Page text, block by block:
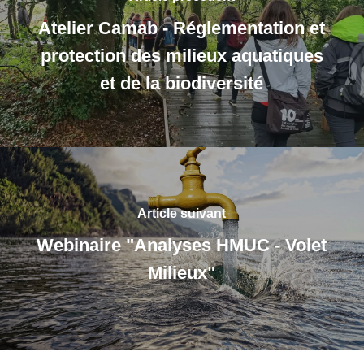
Atelier Camab - Réglementation et
protection des milieux aquatiques
et de la biodiversité
Article suivant
Webinaire "Analyses HMUC - Volet
Milieux"